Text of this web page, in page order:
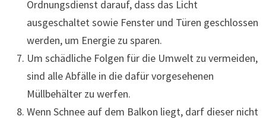
Ordnungsdienst darauf, dass das Licht
ausgeschaltet sowie Fenster und Türen geschlossen
werden, um Energie zu sparen.
Um schädliche Folgen für die Umwelt zu vermeiden,
sind alle Abfälle in die dafür vorgesehenen
Müllbehälter zu werfen.
Wenn Schnee auf dem Balkon liegt, darf dieser nicht